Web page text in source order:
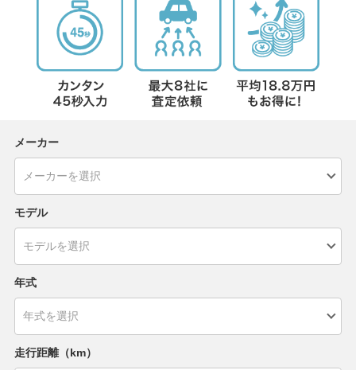
メーカー
モデル
年式
走行距離（km）